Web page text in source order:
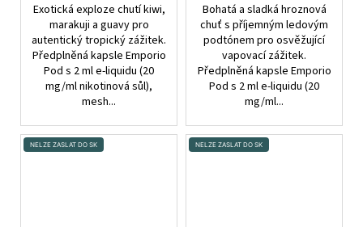
Exotická exploze chutí kiwi,
marakuji a guavy pro
autentický tropický zážitek.
Předplněná kapsle Emporio
Pod s 2 ml e-liquidu (20
mg/ml nikotinová sůl),
mesh...
Bohatá a sladká hroznová
chuť s příjemným ledovým
podtónem pro osvěžující
vapovací zážitek.
Předplněná kapsle Emporio
Pod s 2 ml e-liquidu (20
mg/ml...
NELZE ZASLAT DO SK NELZE ZASLAT DO SK